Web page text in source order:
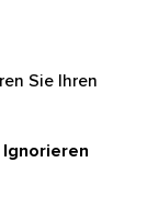
Sie Ihren
Ignorieren